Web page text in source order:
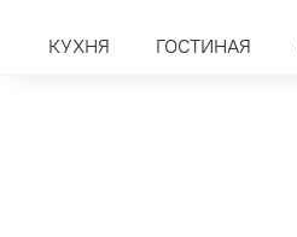
КУХНЯ ГОСТИНАЯ